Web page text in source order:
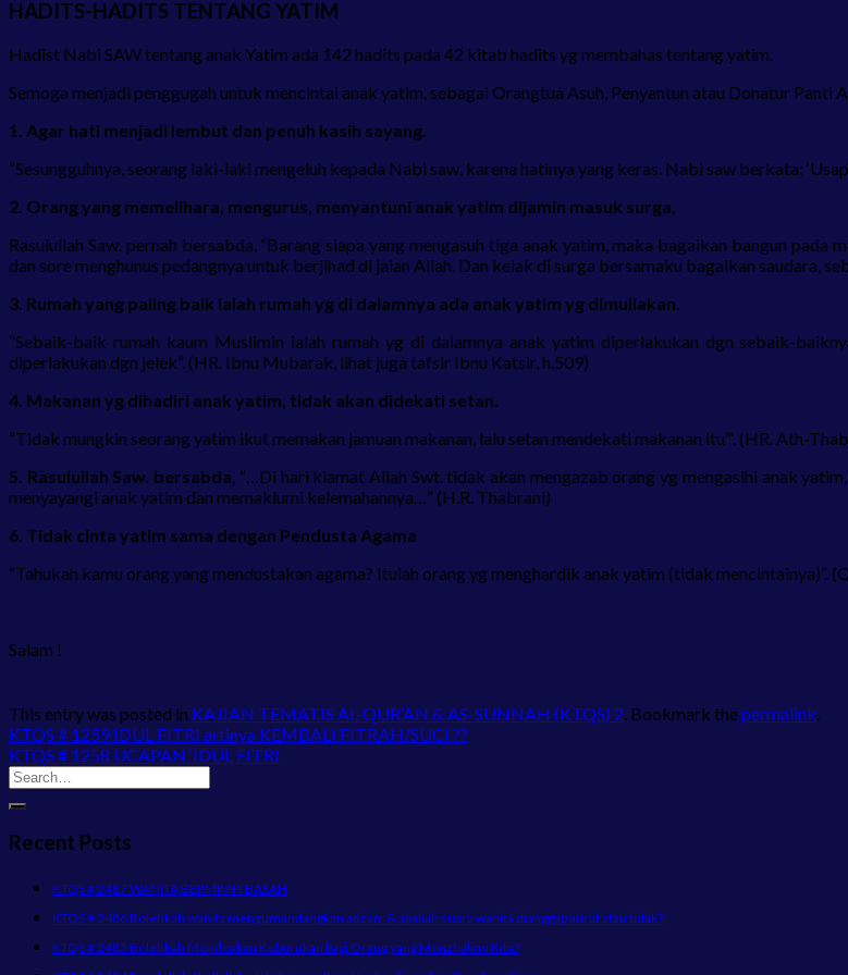
HADITS-HADITS TENTANG YATIM
Hadist Nabi SAW tentang anak Yatim ada 142 hadits pada 42 kitab hadits yg membahas tentang yatim.
Semoga menjadi penggugah untuk mencintai anak yatim, sebagai Orangtua Asuh, Penyantun atau Donatur Panti
1. Agar hati menjadi lembut dan penuh kasih sayang.
“Sesungguhnya, seorang laki-laki mengeluh kepada Nabi saw, karena hatinya yang keras. Nabi saw berkata:
2. Orang yang memelihara, mengurus, menyantuni anak yatim dijamin masuk surga,
Rasulullah Saw. pernah bersabda, “Barang siapa yang mengasuh tiga anak yatim, maka bagaikan bangun
dan sore menghunus pedangnya untuk berjihad di jalan Allah. Dan kelak di surga bersamaku bagaikan saudara,
3. Rumah yang paling baik ialah rumah yg di dalamnya ada anak yatim yg dimuliakan.
“Sebaik-baik rumah kaum Muslimin ialah rumah yg di dalamnya anak yatim diperlakukan dgn sebaik-
diperlakukan dgn jelek”. (HR. Ibnu Mubarak, lihat juga tafsir Ibnu Katsir, h.509)
4. Makanan yg dihadiri anak yatim, tidak akan didekati setan.
“Tidak mungkin seorang yatim ikut memakan jamuan makanan, lalu setan mendekati makanan itu”‘. (HR. Ath-
5. Rasulullah Saw. bersabda, “…Di hari kiamat Allah Swt. tidak akan mengazab orang yg mengasihi anak
menyayangi anak yatim dan memaklumi kelemahannya…” (H.R. Thabrani)
6. Tidak cinta yatim sama dengan Pendusta Agama
“Tahukah kamu orang yang mendustakan agama? Itulah orang yg menghardik anak yatim (tidak mencintainya)”.
Salam !
This entry was posted in KAJIAN TEMATIS AL-QUR’AN & AS-SUNNAH (KTQS) 2. Bookmark thepermalink.
KTQS # 1259 IDUL FITRI artinya KEMBALI FITRAH/SUCI ??
KTQS # 1258 UCAPAN ‘IDUL FITRI
Recent Posts
KTQS # 2487 WANITA BERMIMPI BASAH
KTQS # 2486 Bolehkah wanita mengumandangkan adzan, & apakah suara wanita dianggap aurat atau tidak?
KTQS # 2485 Bolehkah Mendoakan Keburukan bagi Orang yang Menzhalimi Kita?